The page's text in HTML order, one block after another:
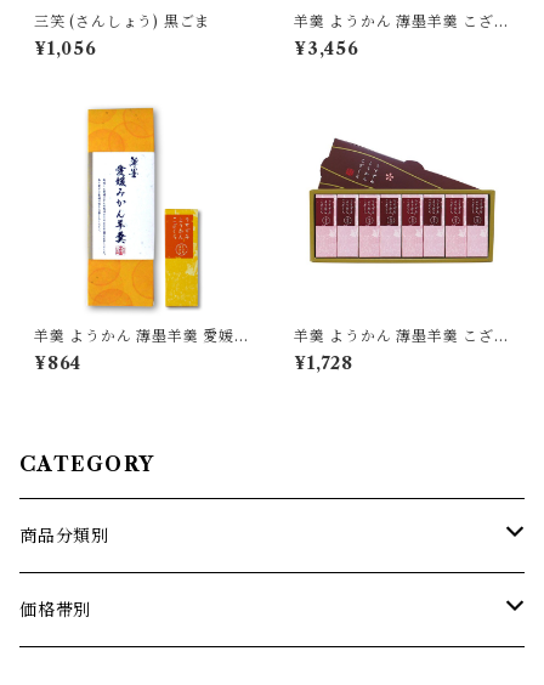
三笑 (さんしょう) 黒ごま
¥1,056
羊羹 ようかん 薄墨羊羹 こざく
ら 抹茶 16個入
¥3,456
羊羹 ようかん 薄墨羊羹 愛媛み
かん 4個入 ひとくち 一口 ミニ
和菓子 デザート 贈り物 プレゼ
¥864
羊羹 ようかん 薄墨羊羹 こざく
ら 小豆 8個入
¥1,728
CATEGORY
商品分類別
薄墨羊羹こざくら
価格帯別